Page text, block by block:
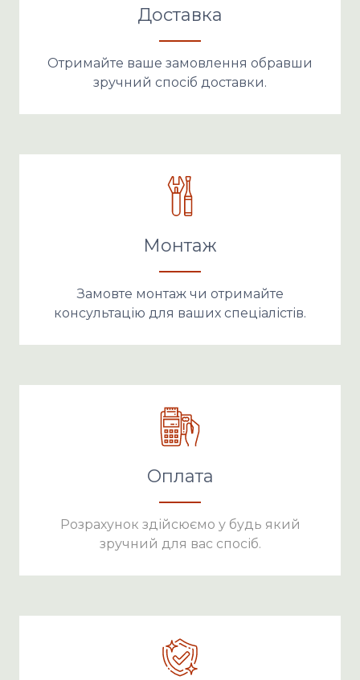
Доставка
Отримайте ваше замовлення обравши
зручний спосіб доставки.
Монтаж
Замовте монтаж чи отримайте
консультацію для ваших спеціалістів.
Оплата
Розрахунок здійсюємо у будь який
зручний для вас спосіб.